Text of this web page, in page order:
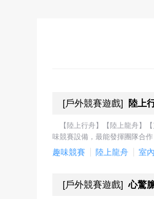
[戶外競賽遊戲] 陸上
【陸上行舟】【陸上龍舟】
味競賽設備，最能發揮團隊合
趣味競賽 陸上龍舟 室
[戶外競賽遊戲] 心驚